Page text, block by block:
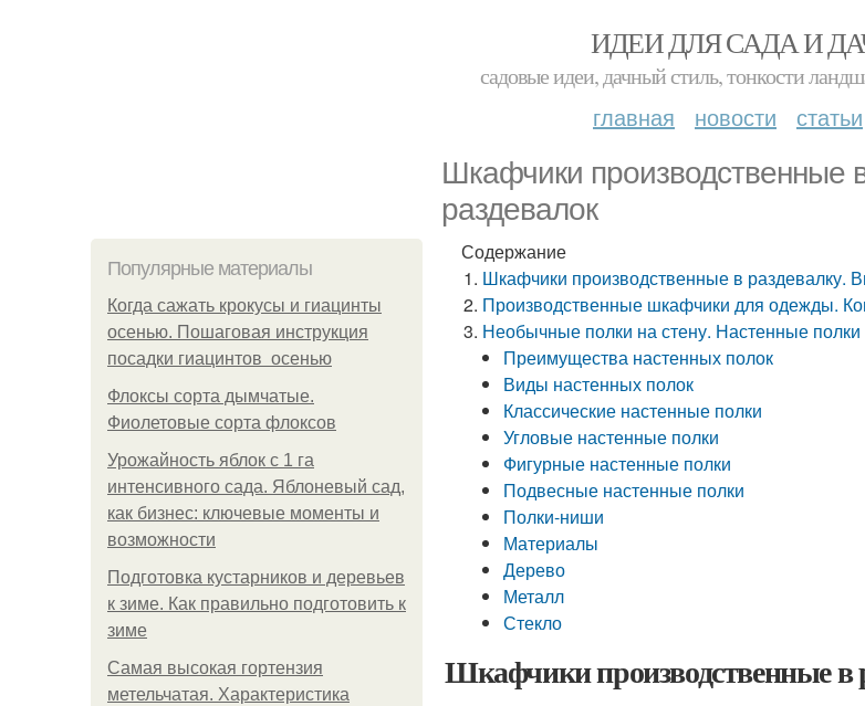
ИДЕИ ДЛЯ САДА И
садовые идеи, дачный стиль, тонкости
главная новости статьи
Шкафчики производственные
раздевалок
Популярные материалы
Когда сажать крокусы и гиацинты
осенью. Пошаговая инструкция
посадки гиацинтов осенью
Флоксы сорта дымчатые.
Фиолетовые сорта флоксов
Урожайность яблок с 1 га
интенсивного сада. Яблоневый сад,
как бизнес: ключевые моменты и
возможности
Подготовка кустарников и деревьев
к зиме. Как правильно подготовить к
зиме
Самая высокая гортензия
метельчатая. Характеристика
Содержание
Шкафчики производственные в раздевалку.
Производственные шкафчики для одежды.
Необычные полки на стену. Настенные
Преимущества настенных полок
Виды настенных полок
Классические настенные полки
Угловые настенные полки
Фигурные настенные полки
Подвесные настенные полки
Полки-ниши
Материалы
Дерево
Металл
Стекло
Шкафчики производственные в